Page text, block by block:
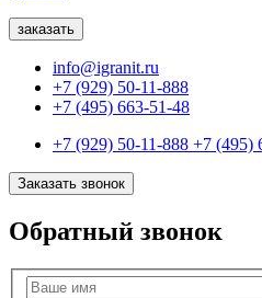
info@igranit.ru
+7 (929) 50-11-888
+7 (495) 663-51-48
+7 (929) 50-11-888 +7 (495)
Заказать звонок
Обратный звонок